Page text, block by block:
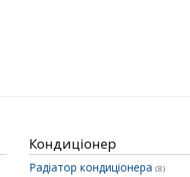
Кондиціонер
Радіатор кондиціонера (8)